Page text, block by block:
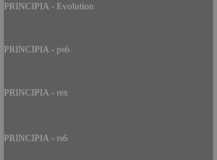
PRINCIPIA - Evolution
PRINCIPIA - ps6
PRINCIPIA - rex
PRINCIPIA - rs6